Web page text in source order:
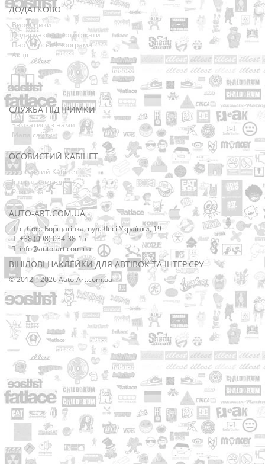
ДОДАТКОВО
Виробники
Подарункові сертифікати
Партнерська програма
Акції
СЛУЖБА ПІДТРИМКИ
Зв’язатися з нами
Мапа сайту
ОСОБИСТИЙ КАБІНЕТ
Особистий Кабінет
Історія замовлень
Розсилка
AUTO-ART.COM.UA
с. Соф. Борщагівка, вул. Лесі Українки, 19
+38 (098) 034-38-15
info@auto-art.com.ua
ВІНІЛОВІ НАКЛЕЙКИ ДЛЯ АВТІВОК ТА ІНТЕР'ЄРУ
© 2012 – 2026 Auto-Art.com.ua